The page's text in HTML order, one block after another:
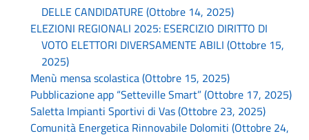
DELLE CANDIDATURE (Ottobre 14, 2025)
ELEZIONI REGIONALI 2025: ESERCIZIO DIRITTO DI
VOTO ELETTORI DIVERSAMENTE ABILI (Ottobre 15,
2025)
Menù mensa scolastica (Ottobre 15, 2025)
Pubblicazione app “Setteville Smart” (Ottobre 17, 2025)
Saletta Impianti Sportivi di Vas (Ottobre 23, 2025)
Comunità Energetica Rinnovabile Dolomiti (Ottobre 24,